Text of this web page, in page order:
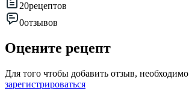
20рецептов
0отзывов
Оцените рецепт
Для того чтобы добавить отзыв, необходимо
зарегистрироваться